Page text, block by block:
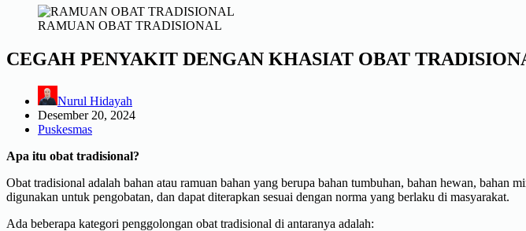
RAMUAN OBAT TRADISIONAL
CEGAH PENYAKIT DENGAN KHASIAT OBAT
Nurul Hidayah
Desember 20, 2024
Puskesmas
Apa itu obat tradisional?
Obat tradisional adalah bahan atau ramuan bahan yang berupa bahan tumbuhan, bahan hewan, bahan
digunakan untuk pengobatan, dan dapat diterapkan sesuai dengan norma yang berlaku di masyarakat.
Ada beberapa kategori penggolongan obat tradisional di antaranya adalah: